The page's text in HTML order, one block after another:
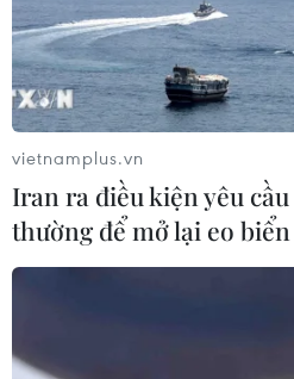
Trên 3.300 ý kiến,
vietnamplus.vn
Iran ra điều kiện yêu
thường để mở lại eo